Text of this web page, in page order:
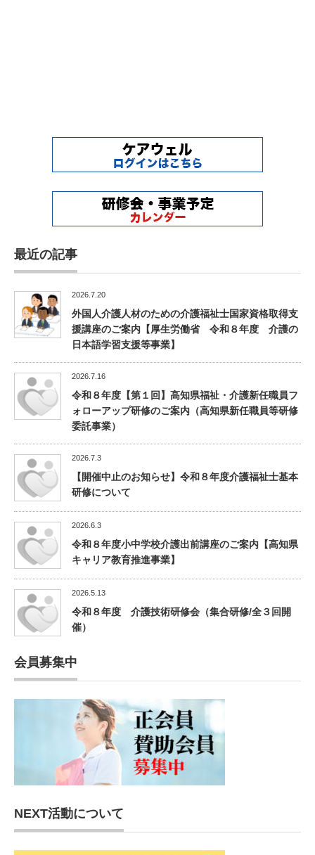
最近の記事
2026.7.20
外国人介護人材のための介護福祉士国家資格取得支
援講座のご案内【厚生労働省 令和８年度 介護の
日本語学習支援等事業】
2026.7.16
令和８年度【第１回】高知県福祉・介護新任職員フ
ォローアップ研修のご案内（高知県新任職員等研修
委託事業）
2026.7.3
【開催中止のお知らせ】令和８年度介護福祉士基本
研修について
2026.6.3
令和８年度小中学校介護出前講座のご案内【高知県
キャリア教育推進事業】
2026.5.13
令和８年度 介護技術研修会（集合研修/全３回開
催）
会員募集中
NEXT活動について